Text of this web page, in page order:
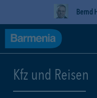
Bernd
Kfz und Reisen